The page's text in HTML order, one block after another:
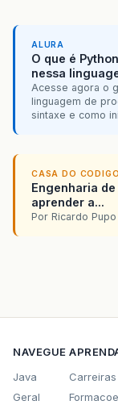
ALURA
O que é
nessa
Acesse agora o
linguagem de
sintaxe e como
CASA DO CODIGO
Engenharia
aprender a...
Por Ricardo
NAVEGUE
Java
Geral